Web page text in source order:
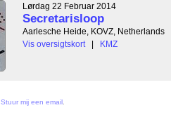
Lørdag 22 Februar 2014
Secretarisloop
Aarlesche Heide, KOVZ, Netherlands
Vis oversigtskort
| KMZ
Stuur mij een email